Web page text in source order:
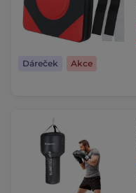
Dáreček Akce